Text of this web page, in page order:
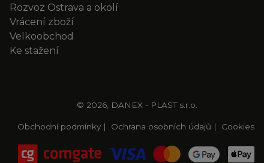
Rozvoz Ostrava a okolí
Vrácení zboží
Velkoobchod
Ke stažení
© 2026, DANEX - PLAST s.r.o.
Obchodní podmínky| Ochrana osobních údajů | Cookies